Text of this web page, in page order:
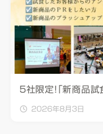
5社限定！「新商品試
2026年8月3日